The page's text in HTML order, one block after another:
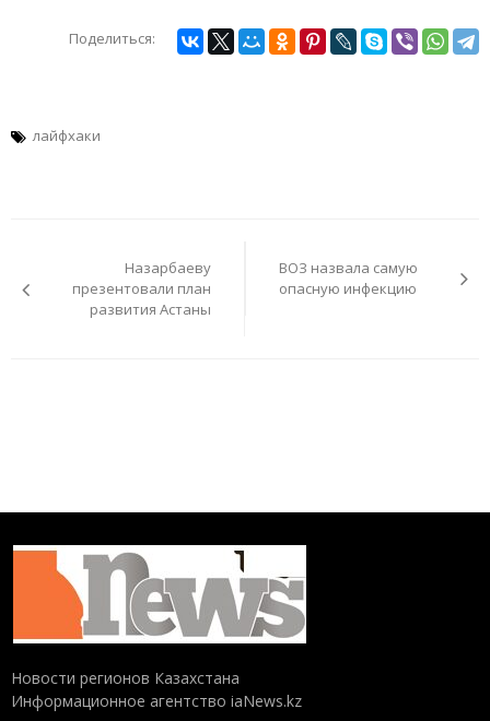
Поделиться:
лайфхаки
записям
Назарбаеву
презентовали план
развития Астаны
ВОЗ назвала самую
опасную инфекцию
Новости регионов Казахстана
Информационное агентство iaNews.kz